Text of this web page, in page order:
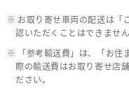
お取り寄せ車両の配送は「
認いただくことはできませ
「参考輸送費」は、「お
際の輸送費はお取り寄せ店
ださい。